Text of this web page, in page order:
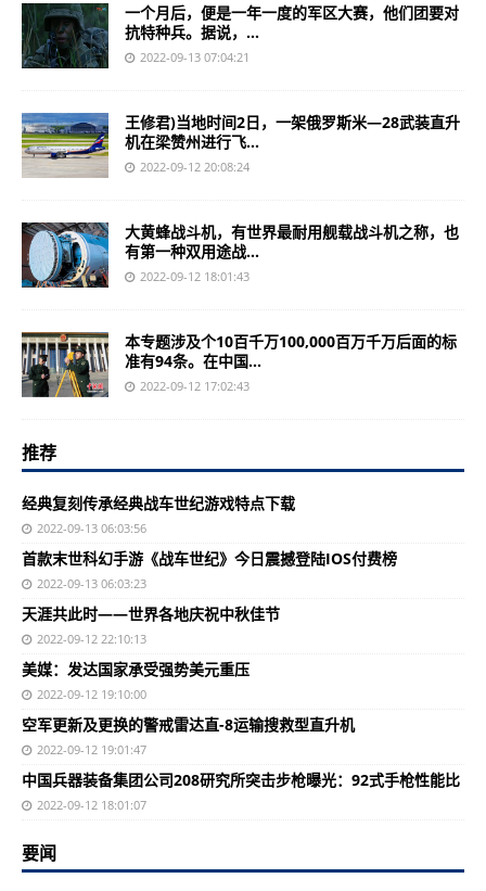
一个月后，便是一年一度的军区大赛，他们团要对
抗特种兵。据说，...
2022-09-13 07:04:21
王修君)当地时间2日，一架俄罗斯米—28武装直升
机在梁赞州进行飞...
2022-09-12 20:08:24
大黄蜂战斗机，有世界最耐用舰载战斗机之称，也
有第一种双用途战...
2022-09-12 18:01:43
本专题涉及个10百千万100,000百万千万后面的标
准有94条。在中国...
2022-09-12 17:02:43
推荐
经典复刻传承经典战车世纪游戏特点下载
2022-09-13 06:03:56
首款末世科幻手游《战车世纪》今日震撼登陆IOS付费榜
2022-09-13 06:03:23
天涯共此时——世界各地庆祝中秋佳节
2022-09-12 22:10:13
美媒：发达国家承受强势美元重压
2022-09-12 19:10:00
空军更新及更换的警戒雷达直-8运输搜救型直升机
2022-09-12 19:01:47
中国兵器装备集团公司208研究所突击步枪曝光：92式手枪性能比
2022-09-12 18:01:07
要闻